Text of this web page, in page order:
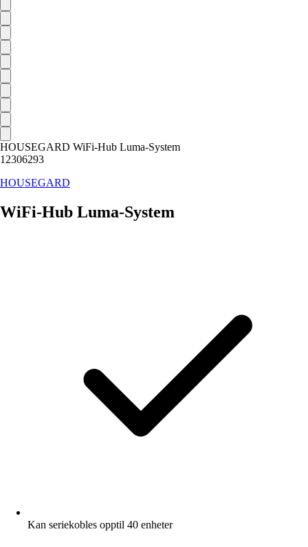
HOUSEGARD WiFi-Hub Luma-System
12306293
HOUSEGARD
WiFi-Hub Luma-System
Kan seriekobles opptil 40 enheter